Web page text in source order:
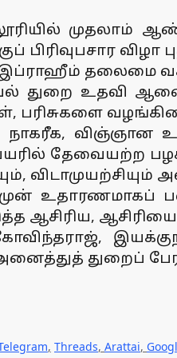
முதலாம்
விழா
இப்ராஹீம் தலைமை
துறை உதவி
பரிசுகளை
நாகரீக,
தேவையற்ற
உதாரணமாகப்
ஆசிரிய,
துறைப்
, Threads, Arattai,